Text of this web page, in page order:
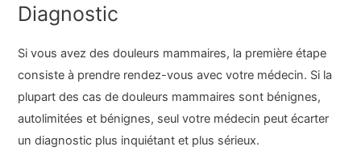
Diagnostic
Si vous avez des douleurs mammaires, la première étape
consiste à prendre rendez-vous avec votre médecin. Si la
plupart des cas de douleurs mammaires sont bénignes,
autolimitées et bénignes, seul votre médecin peut écarter
un diagnostic plus inquiétant et plus sérieux.